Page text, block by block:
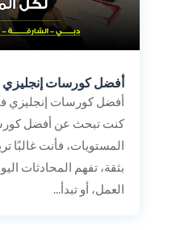
أفضل كورسات
أفضل كورسات إنجليزي
كنت تبحث عن أفضل
المستويات، فأنت غالبًا
بثقة، تفهم المحادثات
العمل، أو تبدأ...